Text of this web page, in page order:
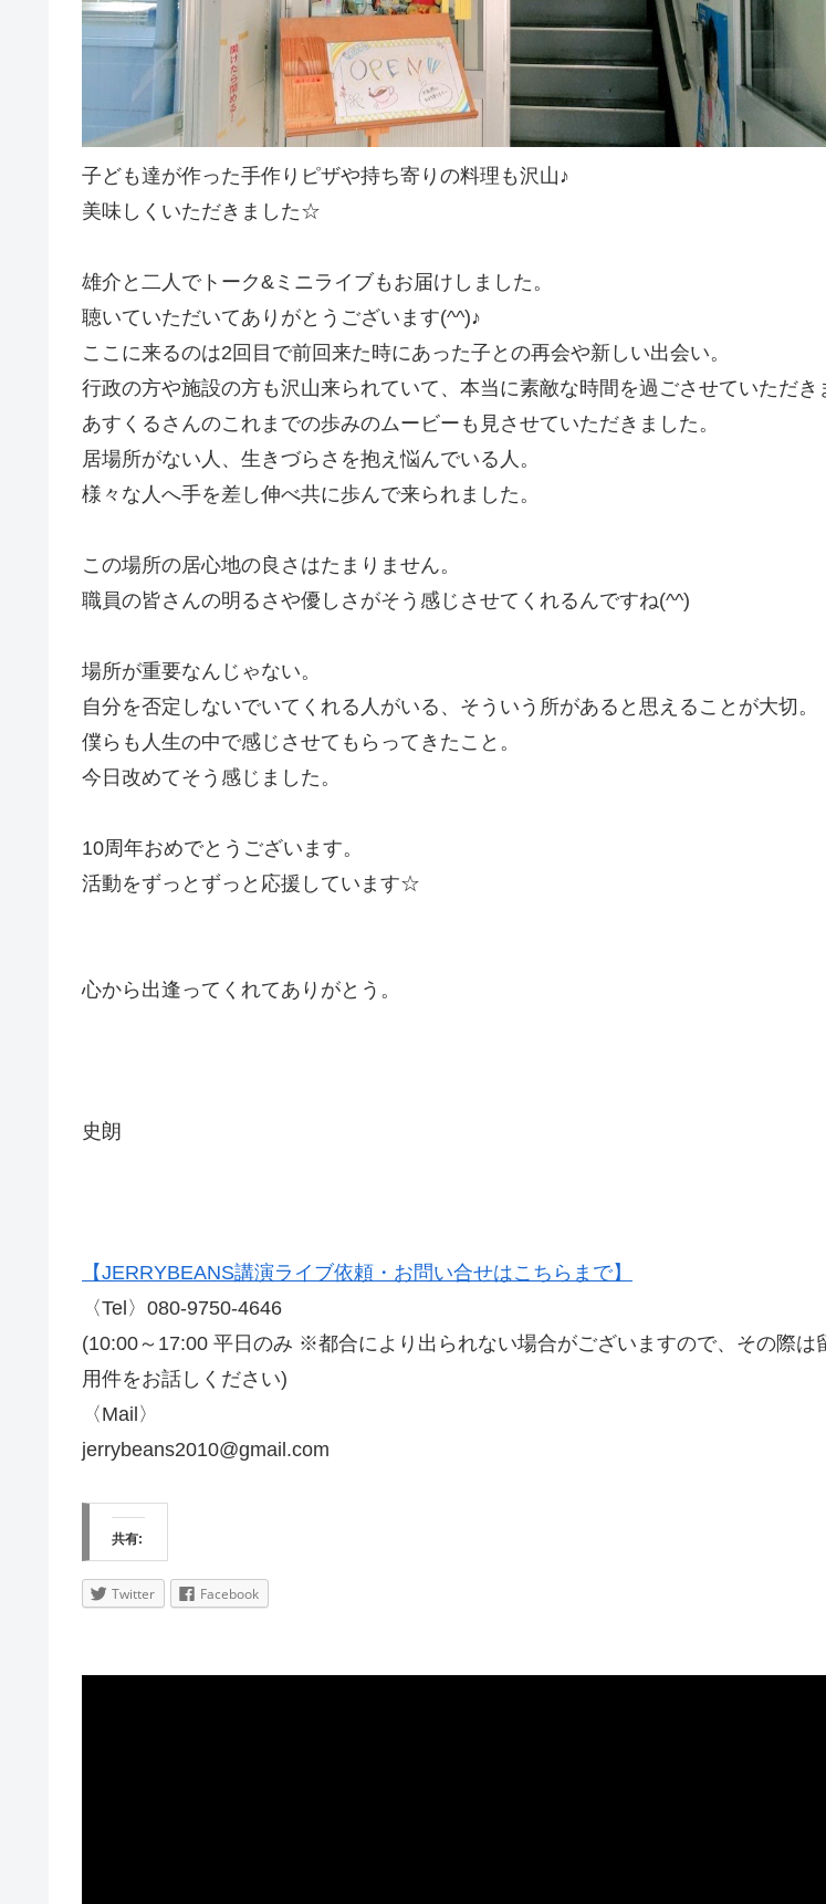
子ども達が作った手作りピザや持ち寄りの料理も沢山♪
美味しくいただきました☆
雄介と二人でトーク&ミニライブもお届けしました。
聴いていただいてありがとうございます(^^)♪
ここに来るのは2回目で前回来た時にあった子との再会や新しい出会い。
行政の方や施設の方も沢山来られていて、本当に素敵な時間を過ごさせていただ
あすくるさんのこれまでの歩みのムービーも見させていただきました。
居場所がない人、生きづらさを抱え悩んでいる人。
様々な人へ手を差し伸べ共に歩んで来られました。
この場所の居心地の良さはたまりません。
職員の皆さんの明るさや優しさがそう感じさせてくれるんですね(^^)
場所が重要なんじゃない。
自分を否定しないでいてくれる人がいる、そういう所があると思えることが大切。
僕らも人生の中で感じさせてもらってきたこと。
今日改めてそう感じました。
10周年おめでとうございます。
活動をずっとずっと応援しています☆
心から出逢ってくれてありがとう。
史朗
【JERRYBEANS講演ライブ依頼・お問い合せはこちらまで】
〈Tel〉080-9750-4646
(10:00～17:00 平日のみ ※都合により出られない場合がございますので、その際は
用件をお話しください)
〈Mail〉
jerrybeans2010@gmail.com
共有:
Twitter Facebook